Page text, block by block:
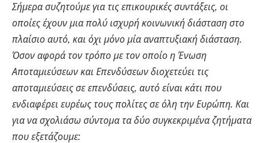
Σήμερα συζητούμε για τις επικουρικές συντάξεις, οι
οποίες έχουν μια πολύ ισχυρή κοινωνική διάσταση στο
πλαίσιο αυτό, και όχι μόνο μία αναπτυξιακή διάσταση.
Όσον αφορά τον τρόπο με τον οποίο η Ένωση
Αποταμιεύσεων και Επενδύσεων διοχετεύει τις
αποταμιεύσεις σε επενδύσεις, αυτό είναι κάτι που
ενδιαφέρει ευρέως τους πολίτες σε όλη την Ευρώπη. Και
για να σχολιάσω σύντομα τα δύο συγκεκριμένα ζητήματα
που εξετάζουμε: